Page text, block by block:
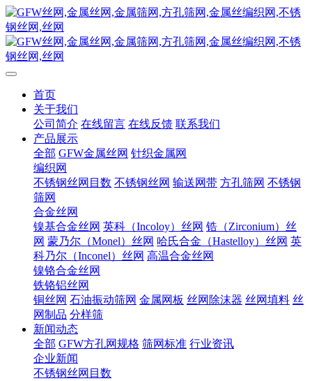
首页
关于我们
公司简介 在线留言 在线反馈 联系我们
产品展示
全部 GFW金属丝网 针织金属网
编织网
不锈钢丝网目数 不锈钢丝网 输送网带 方孔筛网 不锈钢
筛网
合金丝网
镍基合金丝网 英科（Incoloy）丝网 锆（Zirconium）丝
网 蒙乃尔（Monel）丝网 哈氏合金（Hastelloy）丝网 英
科乃尔（Inconel）丝网 高温合金丝网
镍铬合金丝网
铁铬铝丝网
铜丝网 石油振动筛网 金属网板 丝网除沫器 丝网填料 丝
网制品 分样筛
新闻动态
全部 GFW方孔网规格 筛网标准 行业资讯
企业新闻
不锈钢丝网目数